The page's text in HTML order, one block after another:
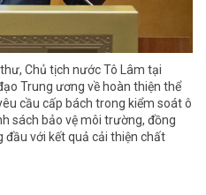
Chủ tịch nước Tô Lâm tại
Trung ương về hoàn thiện thể
cầu cấp bách trong kiểm soát ô
sách bảo vệ môi trường, đồng
với kết quả cải thiện chất